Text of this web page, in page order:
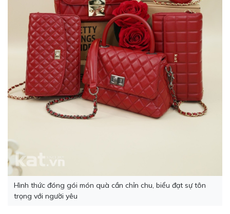
Hình thức đóng gói món quà cần chỉn chu, biểu đạt sự tôn
trọng với người yêu